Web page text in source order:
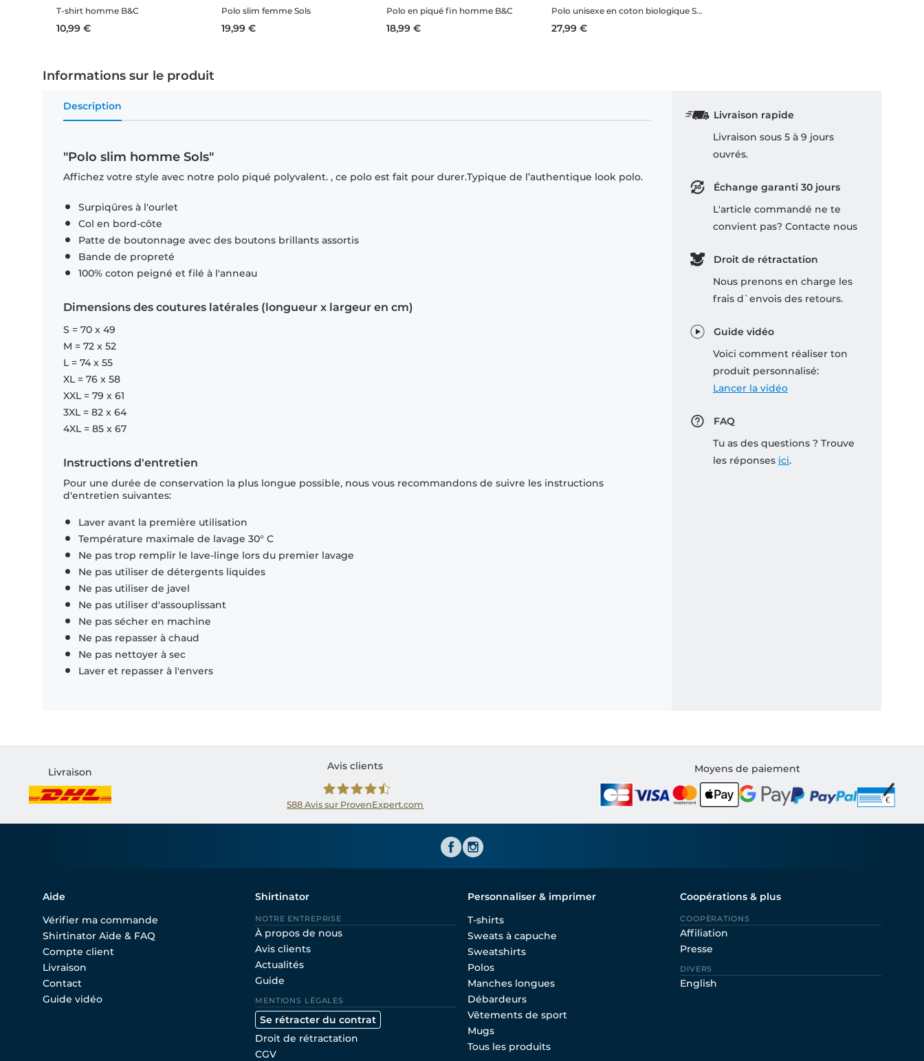
T-shirt homme B&C
10,99 €
Polo slim femme Sols
19,99 €
Polo en piqué fin homme B&C
18,99 €
Polo unisexe en coton biologique Stanley Stella 2.0
27,99 €
Informations sur le produit
Description
"Polo slim homme Sols"
Affichez votre style avec notre polo piqué polyvalent. , ce polo est fait pour durer.Typique de l’authentique look polo.
Surpiqûres à l'ourlet
Col en bord-côte
Patte de boutonnage avec des boutons brillants assortis
Bande de propreté
100% coton peigné et filé à l'anneau
Dimensions des coutures latérales (longueur x largeur en cm)
S = 70 x 49
M = 72 x 52
L = 74 x 55
XL = 76 x 58
XXL = 79 x 61
3XL = 82 x 64
4XL = 85 x 67
Instructions d'entretien
Pour une durée de conservation la plus longue possible, nous vous recommandons de suivre les instructions
d'entretien suivantes:
Laver avant la première utilisation
Température maximale de lavage 30° C
Ne pas trop remplir le lave-linge lors du premier lavage
Ne pas utiliser de détergents liquides
Ne pas utiliser de javel
Ne pas utiliser d'assouplissant
Ne pas sécher en machine
Ne pas repasser à chaud
Ne pas nettoyer à sec
Laver et repasser à l'envers
Livraison rapide
Livraison sous 5 à 9 jours
ouvrés.
Échange garanti 30 jours
L'article commandé ne te
convient pas? Contacte nous
Droit de rétractation
Nous prenons en charge les
frais d`envois des retours.
Guide vidéo
Voici comment réaliser ton
produit personnalisé:
Lancer la vidéo
FAQ
Tu as des questions ? Trouve
les réponses ici.
Livraison
Avis clients
588Avis sur ProvenExpert.com
Moyens de paiement
Aide
Vérifier ma commande
Shirtinator Aide & FAQ
Compte client
Livraison
Contact
Guide vidéo
Shirtinator
NOTRE ENTREPRISE
À propos de nous
Avis clients
Actualités
Guide
MENTIONS LÉGALES
Se rétracter du contrat
Droit de rétractation
CGV
Personnaliser & imprimer
T-shirts
Sweats à capuche
Sweatshirts
Polos
Manches longues
Débardeurs
Vêtements de sport
Mugs
Tous les produits
Coopérations & plus
COOPÈRATIONS
Affiliation
Presse
DIVERS
English